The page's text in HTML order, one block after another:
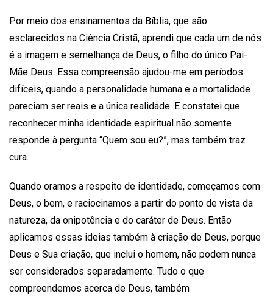
Por meio dos ensinamentos da Bíblia, que são
esclarecidos na Ciência Cristã, aprendi que cada um de nós
é a imagem e semelhança de Deus, o filho do único Pai-
Mãe Deus. Essa compreensão ajudou-me em períodos
difíceis, quando a personalidade humana e a mortalidade
pareciam ser reais e a única realidade. E constatei que
reconhecer minha identidade espiritual não somente
responde à pergunta “Quem sou eu?”, mas também traz
cura.
Quando oramos a respeito de identidade, começamos com
Deus, o bem, e raciocinamos a partir do ponto de vista da
natureza, da onipotência e do caráter de Deus. Então
aplicamos essas ideias também à criação de Deus, porque
Deus e Sua criação, que inclui o homem, não podem nunca
ser considerados separadamente. Tudo o que
compreendemos acerca de Deus, também